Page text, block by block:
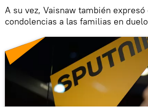
A su vez, Vaisnaw también
condolencias a las familias en